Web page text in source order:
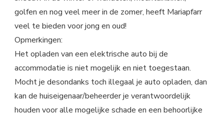
golfen en nog veel meer in de zomer, heeft Mariapfarr
veel te bieden voor jong en oud!
Opmerkingen:
Het opladen van een elektrische auto bij de
accommodatie is niet mogelijk en niet toegestaan.
Mocht je desondanks toch illegaal je auto opladen, dan
kan de huiseigenaar/beheerder je verantwoordelijk
houden voor alle mogelijke schade en een behoorlijke